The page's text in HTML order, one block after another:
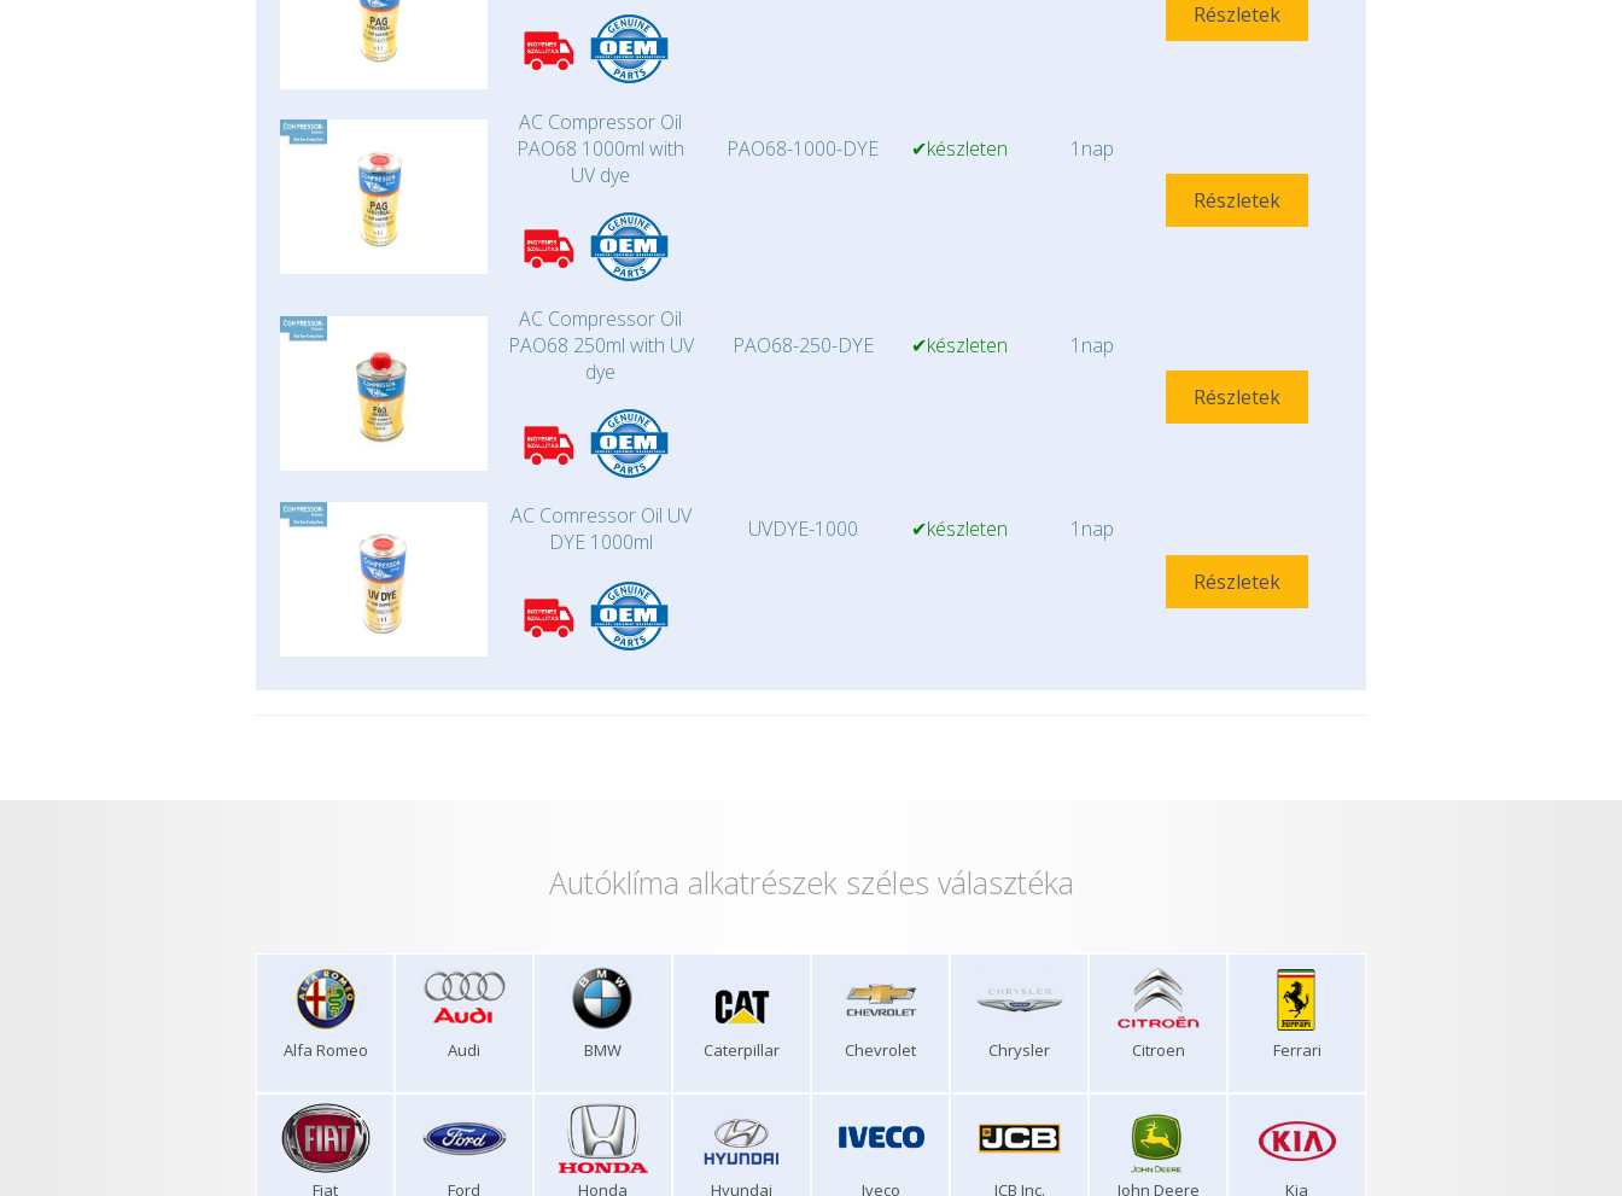
Részletek
AC Compressor Oil
PAO68 1000ml with
UV dye
PAO68-1000-DYE ✔készleten
1nap
Részletek
AC Compressor Oil
PAO68 250ml with UV
dye
PAO68-250-DYE ✔készleten
1nap
Részletek
AC Comressor Oil UV
DYE 1000ml
UVDYE-1000 ✔készleten
1nap
Részletek
Autóklíma alkatrészek széles választéka
Alfa Romeo Audi BMW Caterpillar Chevrolet Chrysler Citroen Ferrari
Fiat Ford Honda Hyundai Iveco JCB Inc. John Deere Kia